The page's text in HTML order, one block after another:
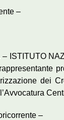
–
– ISTITUTO
dei
–